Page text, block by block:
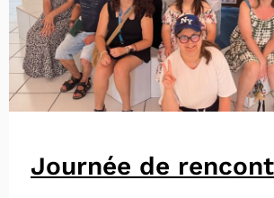
Journée de